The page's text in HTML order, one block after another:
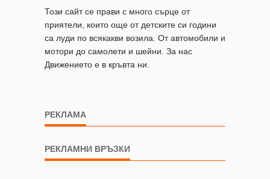
Този сайт се прави с много сърце от
приятели, които още от детските си години
са луди по всякакви возила. От автомобили и
мотори до самолети и шейни. За нас
Движението е в кръвта ни.
РЕКЛАМА
РЕКЛАМНИ ВРЪЗКИ